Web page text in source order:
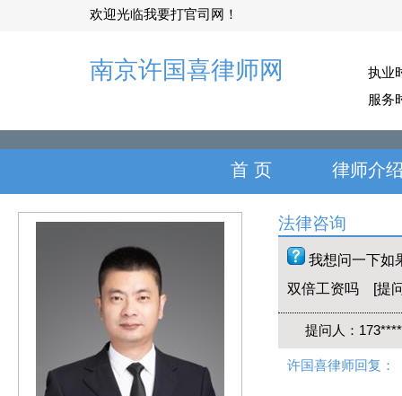
欢迎光临我要打官司网！
南京许国喜律师网
执业
服务
首 页 律师介
法律咨询
我想问一下如
双倍工资吗 [提
提问人：
许国喜律师回复：